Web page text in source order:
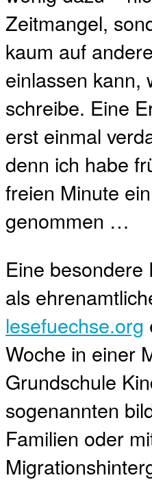
Zeitmangel,
kaum auf
einlassen kann,
schreibe. Eine
erst einmal
denn ich habe
freien Minute
genommen …
Eine besondere
als
lesefuechse.org
Woche in einer
Grundschule
sogenannten
Familien oder